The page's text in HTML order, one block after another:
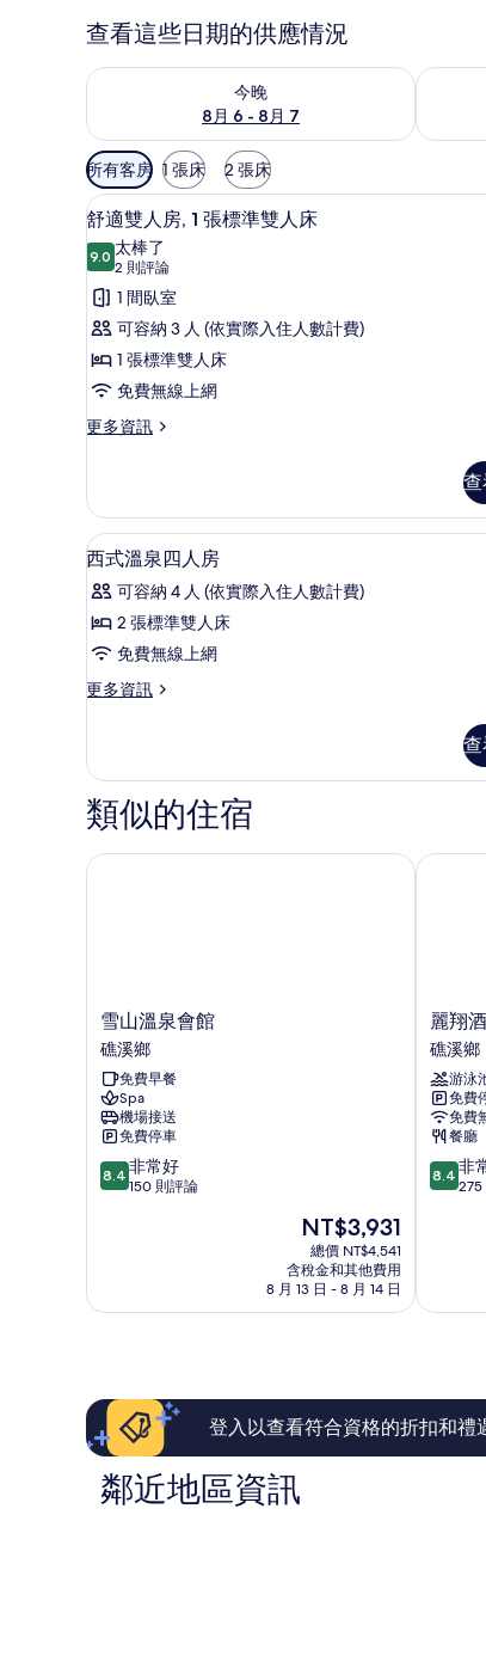
查看這些日期的供應情況
今晚
8月 6 - 8月 7
查看今晚 (8月 6 - 8月 7) 的供應情況 查看明
可
用
的
客
房
篩
選
件
所有客房 1 張床 2 張床
顯
示
舒
適
雙
人
房,
1
準
雙
人
床
的
所
有
片
舒適雙人房, 1 張標準
5
舒適雙人房, 1 張標準雙人床
9.09.0 分，滿分 10 分
太棒了
2 則評論
(2
則
評
論)
1 間臥室
可容納 3 人 (依實際入住人數計費)
1 張標準雙人床
免費無線上網
更多資訊
更
雙
人
房,
張
標
雙
人
床
情
顯
示
西
式
泉
人
房
的
所
客房內保險箱、遮光布
6
西式溫泉四人房
可容納 4 人 (依實際入住人數計費)
2 張標準雙人床
免費無線上網
更多資訊
更
溫
泉
四
人
房
類似的住宿
雪
山
溫
泉
會
館
礁
溪
鄉
雪山溫泉會館
礁溪鄉
免費早餐
Spa
機場接送
免費停車
8.4
分，
常
評
8.4 非常好
150 則評論
現
在
價
格
為
NT$3,931
總價 NT$4,541
含稅金和其他費用
8 月 13 日 - 8 月 14 日
雪山溫泉會館
麗
翔
酒
店
連
鎖
(礁
溪
館)
麗翔
礁溪鄉
游泳
免費
免費
餐廳
8.4
分，
常
評
論
8.4 非
275
麗翔酒
登入以查看符合資格的折扣和禮
鄰近地區資訊